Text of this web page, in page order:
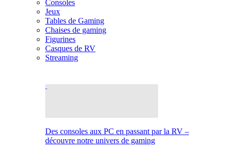
Consoles
Jeux
Tables de Gaming
Chaises de gaming
Figurines
Casques de RV
Streaming
Des consoles aux PC en passant par la RV –
découvre notre univers de gaming